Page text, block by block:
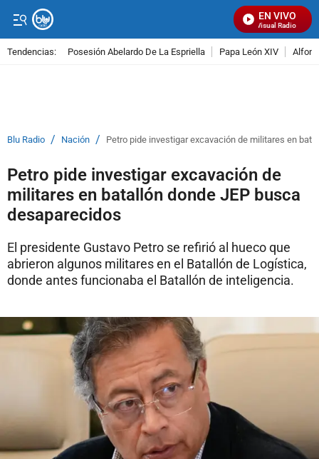
EN VIVO
Señal Visual Radio
Tendencias: Posesión Abelardo De La Espriella Papa León XIV
Blu Radio / Nación / Petro pide investigar excavación de militares en
Petro pide investigar excavación de
militares en batallón donde JEP busca
desaparecidos
El presidente Gustavo Petro se refirió al hueco que
abrieron algunos militares en el Batallón de Logística,
donde antes funcionaba el Batallón de inteligencia.